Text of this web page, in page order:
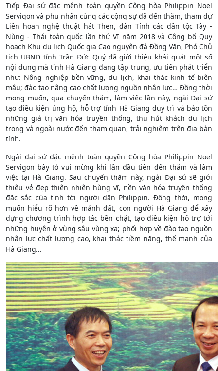
Tiếp Đại sứ đặc mệnh toàn quyền Cộng hòa Philippin Noel
Servigon và phu nhân cùng các cộng sự đã đến thăm, tham dự
Liên hoan nghệ thuật hát Then, đàn Tính các dân tộc Tày -
Nùng - Thái toàn quốc lần thứ VI năm 2018 và Công bố Quy
hoạch Khu du lịch Quốc gia Cao nguyên đá Đồng Văn, Phó Chủ
tịch UBND tỉnh Trần Đức Quý đã giới thiệu khái quát một số
nội dung mà tỉnh Hà Giang đang tập trung, ưu tiên phát triển
như: Nông nghiệp bền vững, du lịch, khai thác kinh tế biên
mậu; đào tạo nâng cao chất lượng nguồn nhân lực… Đồng thời
mong muốn, qua chuyến thăm, làm việc lần này, ngài Đại sứ
tạo điều kiện ủng hộ, hỗ trợ tỉnh Hà Giang duy trì và bảo tồn
những giá trị văn hóa truyền thống, thu hút khách du lịch
trong và ngoài nước đến tham quan, trải nghiệm trên địa bàn
tỉnh.
Ngài đại sứ đặc mệnh toàn quyền Cộng hòa Philippin Noel
Servigon bày tỏ vui mừng khi lần đầu tiên đến thăm và làm
việc tại Hà Giang. Sau chuyến thăm này, ngài Đại sứ sẽ giới
thiệu vẻ đẹp thiên nhiên hùng vĩ, nền văn hóa truyền thống
đặc sắc của tỉnh tới người dân Philippin. Đồng thời, mong
muốn hiểu rõ hơn về mảnh đất, con người Hà Giang để xây
dựng chương trình hợp tác bền chặt, tạo điều kiện hỗ trợ tới
những huyện ở vùng sâu vùng xa; phối hợp về đào tạo nguồn
nhân lực chất lượng cao, khai thác tiềm năng, thế mạnh của
Hà Giang…